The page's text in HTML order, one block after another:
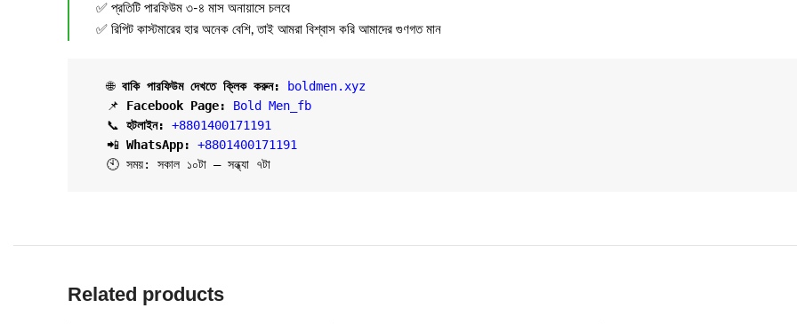
✅ প্রতিটি পারফিউম ৩-৪ মাস অনায়াসে চলবে
✅ রিপিট কাস্টমারের হার অনেক বেশি, তাই আমরা বিশ্বাস করি আমাদের গুণগত মান
   🌐
বাকি পারফিউম দেখতে ক্লিক করুন:
boldmen.xyz
   📌
Facebook Page:
Bold Men_fb
   📞
হটলাইন:
+8801400171191
   📲
WhatsApp: +8801400171191
   🕙 সময়: সকাল ১০টা – সন্ধ্যা ৭টা
Related products